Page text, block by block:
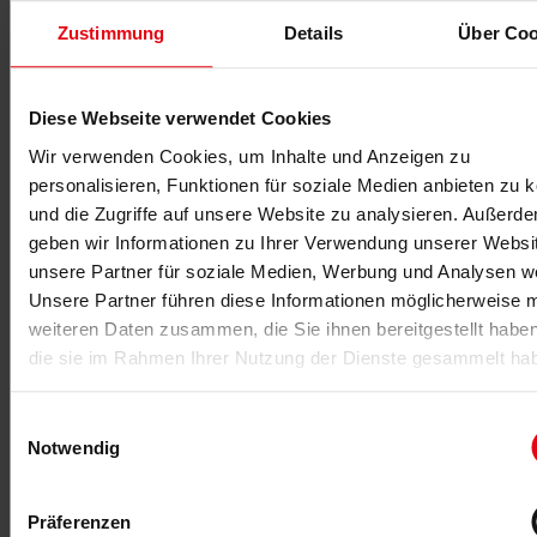
Zustimmung Details Über
Diese Webseite verwendet Cookies
Wir verwenden Cookies, um Inhalte und Anzeigen zu
personalisieren, Funktionen für soziale Medien anbieten zu
und die Zugriffe auf unsere Website zu analysieren.
geben wir Informationen zu Ihrer Verwendung unserer
unsere Partner für soziale Medien, Werbung und Analysen
Unsere Partner führen diese Informationen möglicherweise
weiteren Daten zusammen, die Sie ihnen bereitgestellt
die sie im Rahmen Ihrer Nutzung der Dienste gesammelt
Notwendig
Präferenzen
integriert werden wie eine sinnvolle Trainingsplanung.
Minuten-Zirkeltraining und Tanzkurse für alle.
Hat es bei Ihrer Zielgruppe und deren
Trainingszielen in den letzten Jahren
Veränderungen gegeben?
In Zeiten der Mutter-Kind-Kurse war vor allem Abnehmen
das große Thema, inzwischen wünschen sich die Frauen
einen ausgeglichenen Lifestyle. Müdigkeit, Antriebslosigkeit
und Unzufriedenheit mit dem eigenen Körper sind die
einen flachen Bauch haben. Die meisten von uns freuen